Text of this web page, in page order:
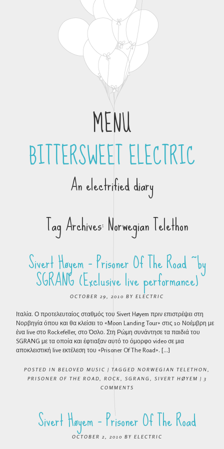
MENU
Skip to contentBITTERSWEET ELECTRIC
An electrified diary
Tag Archives:Norwegian Telethon
Sivert Høyem – Prisoner Of The Road ~by
SGRANG (Exclusive live performance)
OCTOBER 29, 2010 BY ELECTRIC
Ιταλία. Ο προτελευταίος σταθμός του Sivert Høyem πριν επιστρέψει στη
Νορβηγία όπου και θα κλείσει το «Moon Landing Tour» στις 10 Νοέμβρη με
ένα live στο Rockefeller, στο Όσλο. Στη Ρώμη συνάντησε τα παιδιά του
SGRANG με τα οποία και έφτιαξαν αυτό το όμορφο video σε μια
αποκλειστική live εκτέλεση του «Prisoner Of The Road». […]
POSTED IN BELOVED MUSIC | TAGGED NORWEGIAN TELETHON
PRISONER OF THE ROAD
ROCK SGRANG SIVERT HØYEM | 3
COMMENTS
Sivert Høyem – Prisoner Of The Road
OCTOBER 2, 2010 BY ELECTRIC